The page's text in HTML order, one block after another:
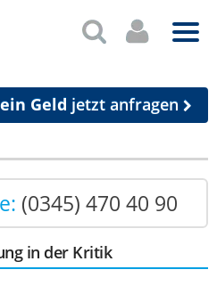
Geld jetzt anfragen
(0345) 470 40 90
in der Kritik